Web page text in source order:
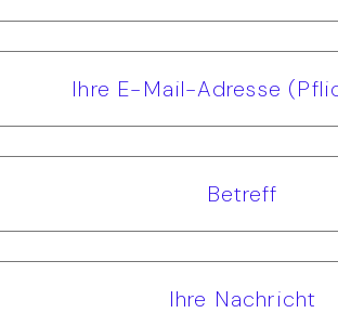
Ihre E-Mail-Adresse
Betreff
Ihre Nachricht